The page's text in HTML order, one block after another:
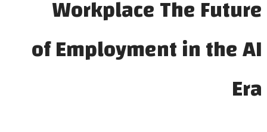
Workplace The Future
of Employment in the AI
Era